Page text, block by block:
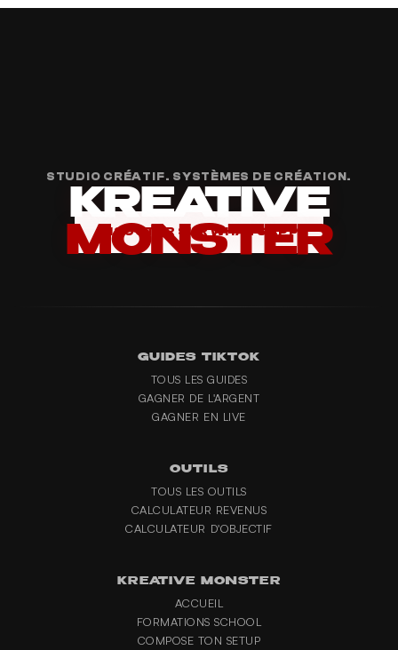
KREATIVE
MONSTER
STUDIO CRÉATIF. SYSTÈMES DE CRÉATION.
DISCUTER SUR WHATSAPP
GUIDES TIKTOK
TOUS LES GUIDES
GAGNER DE L'ARGENT
GAGNER EN LIVE
OUTILS
TOUS LES OUTILS
CALCULATEUR REVENUS
CALCULATEUR D'OBJECTIF
KREATIVE MONSTER
ACCUEIL
FORMATIONS SCHOOL
COMPOSE TON SETUP